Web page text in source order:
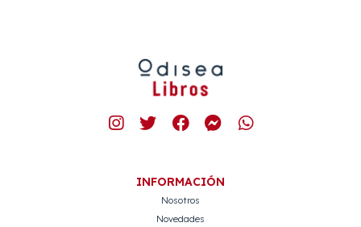
INFORMACIÓN
Nosotros
Novedades